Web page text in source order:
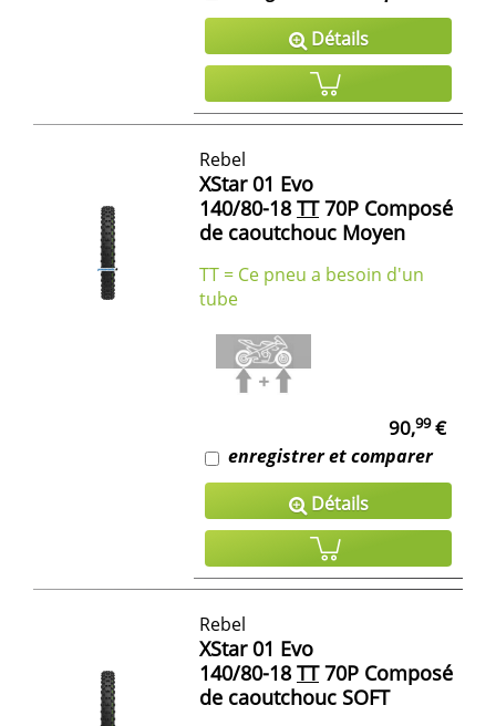
Détails
Rebel
XStar 01 Evo
140/80-18 TT70P Composé
de caoutchouc Moyen
TT = Ce pneu a besoin d'un
tube
90,99€
enregistrer et comparer
Détails
Rebel
XStar 01 Evo
140/80-18 TT70P Composé
de caoutchouc SOFT